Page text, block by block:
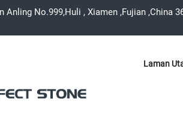
Anling No.999,Huli , Xiamen ,Fujian ,China
Laman